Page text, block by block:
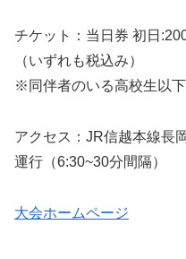
チケット：当日券 初日
（いずれも税込み）
※同伴者のいる高校生以
アクセス：JR信越本線長
運行（6:30~30分間隔）
大会ホームページ